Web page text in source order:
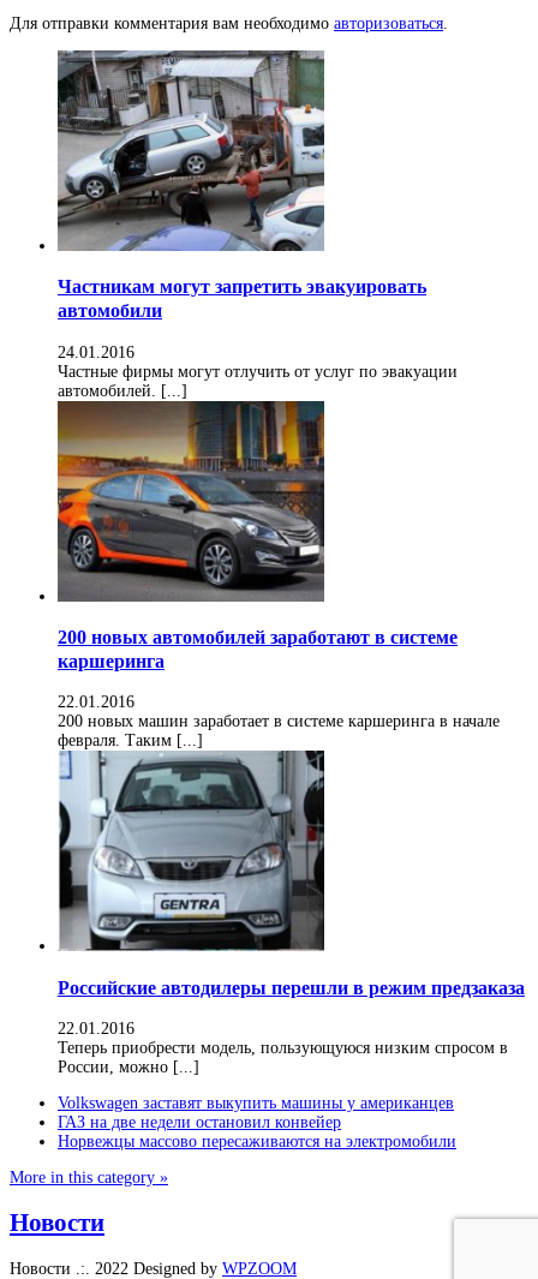
Для отправки комментария вам необходимо авторизоваться
Частникам могут запретить эвакуировать
автомобили
24.01.2016
Частные фирмы могут отлучить от услуг по эвакуации
автомобилей. [...]
200 новых автомобилей заработают в системе
каршеринга
22.01.2016
200 новых машин заработает в системе каршеринга в начале
февраля. Таким [...]
Российские автодилеры перешли в режим предзаказа
22.01.2016
Теперь приобрести модель, пользующуюся низким спросом в
России, можно [...]
Volkswagen заставят выкупить машины у американцев
ГАЗ на две недели остановил конвейер
Норвежцы массово пересаживаются на электромобили
More in this category »
Новости
Новости .:. 2022 Designed by WPZOOM